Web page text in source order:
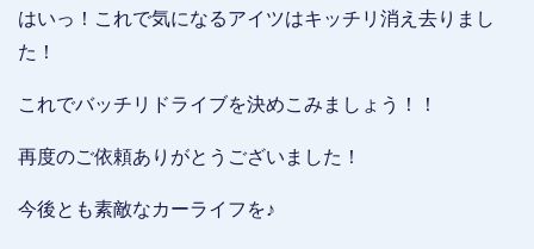
はいっ！これで気になるアイツはキッチリ消え去りまし
た！
これでバッチリドライブを決めこみましょう！！
再度のご依頼ありがとうございました！
今後とも素敵なカーライフを♪